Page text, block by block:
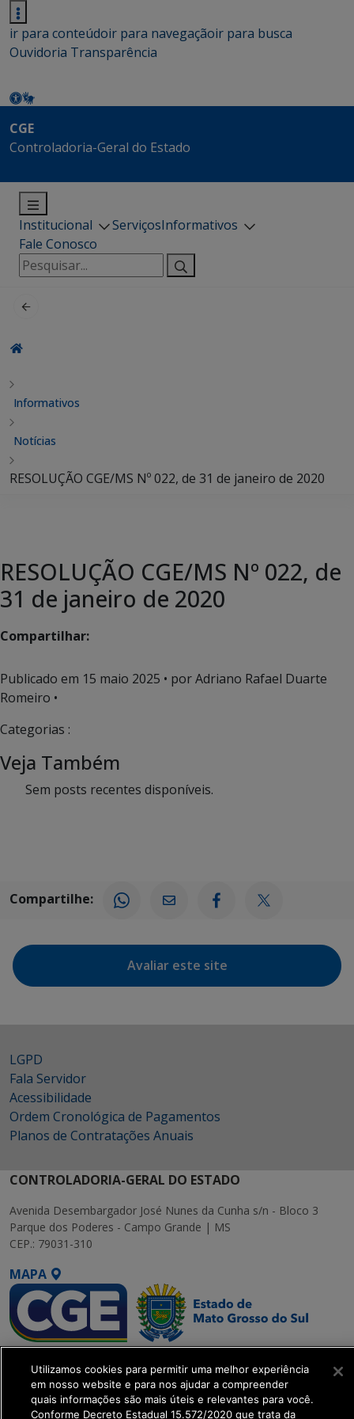
ir para conteúdoir para navegaçãoir para busca
Ouvidoria Transparência
CGE
Controladoria-Geral do Estado
Institucional ServiçosInformativos
Fale Conosco
Pesquisar
por:
Informativos
Notícias
RESOLUÇÃO CGE/MS Nº 022, de 31 de janeiro de 2020
RESOLUÇÃO CGE/MS Nº 022, de
31 de janeiro de 2020
Compartilhar:
Publicado em 15 maio 2025 • por Adriano Rafael Duarte
Romeiro •
Categorias :
Veja Também
Sem posts recentes disponíveis.
Compartilhe:
Avaliar este site
LGPD
Fala Servidor
Acessibilidade
Ordem Cronológica de Pagamentos
Planos de Contratações Anuais
CONTROLADORIA-GERAL DO ESTADO
Avenida Desembargador José Nunes da Cunha s/n - Bloco 3
Parque dos Poderes - Campo Grande | MS
CEP.: 79031-310
MAPA
SETDIG | Secretaria-
Executiva de
Transformação Digital
Utilizamos cookies para permitir uma melhor experiência
em nosso website e para nos ajudar a compreender
quais informações são mais úteis e relevantes para você.
Conforme Decreto Estadual 15.572/2020 que trata da